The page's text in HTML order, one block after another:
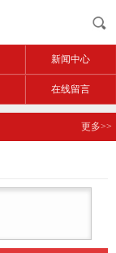
新闻中心
在线留言
更多>>